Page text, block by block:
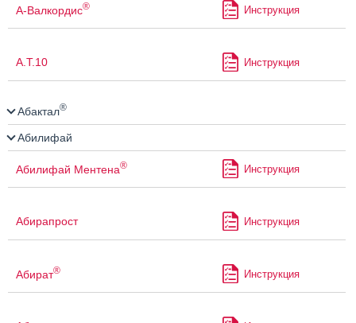
А-Валкордис® Инструкция
А.Т.10 Инструкция
Абактал®
Абилифай
Абилифай Ментена® Инструкция
Абирапрост Инструкция
Абират® Инструкция